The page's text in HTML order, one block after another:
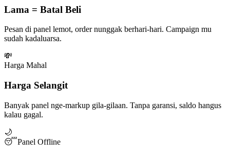
Lama = Batal Beli
Pesan di panel lemot, order nunggak berhari-hari. Campaign mu
sudah kadaluarsa.
💸
Harga Mahal
Harga Selangit
Banyak panel nge-markup gila-gilaan. Tanpa garansi, saldo hangus
kalau gagal.
🌙
😴Panel Offline